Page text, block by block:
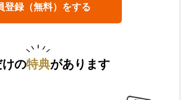
登録（無料）をする
の特典があります